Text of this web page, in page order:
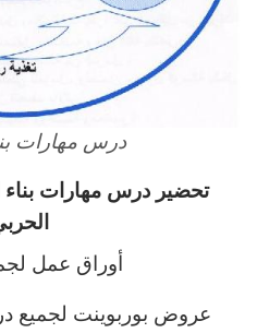
درس مهارات
تحضير درس مهارات بناء
أوراق عمل
عروض بوربوينت لجميع